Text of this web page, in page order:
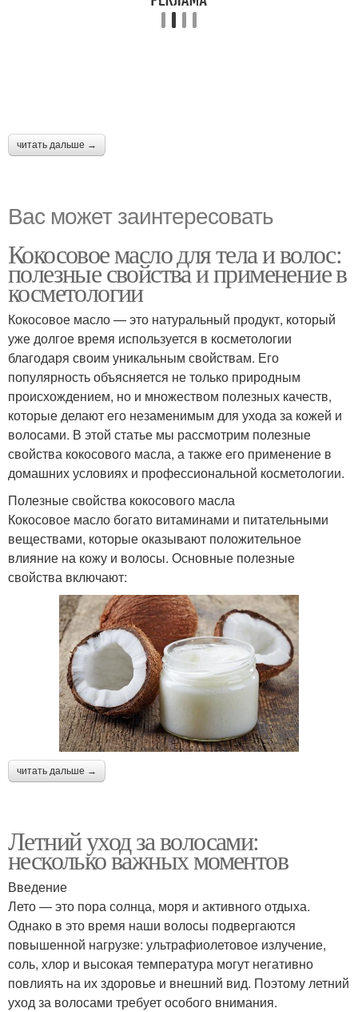
читать дальше →
Вас может заинтересовать
Кокосовое масло для тела и волос:
полезные свойства и применение в
косметологии
Кокосовое масло — это натуральный продукт, который
уже долгое время используется в косметологии
благодаря своим уникальным свойствам. Его
популярность объясняется не только природным
происхождением, но и множеством полезных качеств,
которые делают его незаменимым для ухода за кожей и
волосами. В этой статье мы рассмотрим полезные
свойства кокосового масла, а также его применение в
домашних условиях и профессиональной косметологии.
Полезные свойства кокосового масла
Кокосовое масло богато витаминами и питательными
веществами, которые оказывают положительное
влияние на кожу и волосы. Основные полезные
свойства включают:
читать дальше →
Летний уход за волосами:
несколько важных моментов
Введение
Лето — это пора солнца, моря и активного отдыха.
Однако в это время наши волосы подвергаются
повышенной нагрузке: ультрафиолетовое излучение,
соль, хлор и высокая температура могут негативно
повлиять на их здоровье и внешний вид. Поэтому летний
уход за волосами требует особого внимания.